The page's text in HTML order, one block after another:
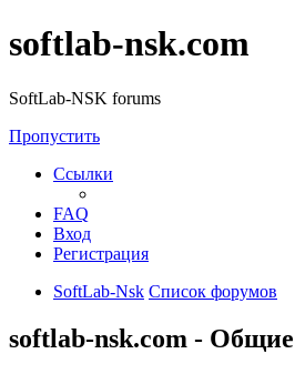
softlab-nsk.com
SoftLab-NSK forums
Пропустить
Ссылки
FAQ
Вход
Регистрация
SoftLab-Nsk Список форумов
softlab-nsk.com -